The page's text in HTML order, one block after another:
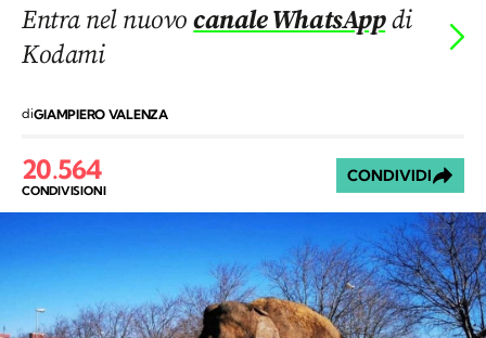
Entra nel nuovocanale WhatsAppdi
Kodami
diGIAMPIERO VALENZA
20.564
CONDIVISIONI
CONDIVIDI